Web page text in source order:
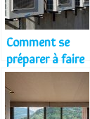
Comment se
préparer à faire
face à la chaleur
accablante
estivale ?